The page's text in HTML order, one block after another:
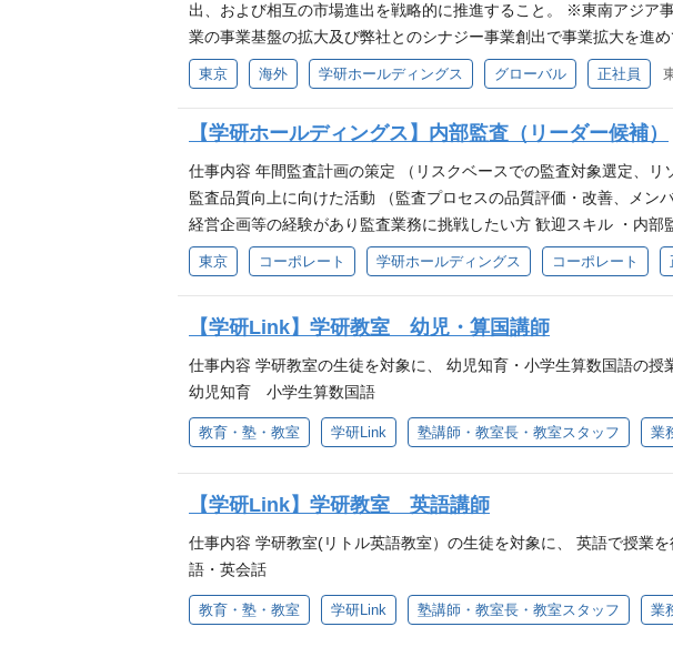
出、および相互の市場進出を戦略的に推進すること。 ※東南アジア
業の事業基盤の拡大及び弊社とのシナジー事業創出で事業拡大を進
場のニーズや市況を分析し、戦略に合致した投資や提携を含む最適
を受けながら、投資や提携のプロジェクトをフロントで推進する役
業本部の戦略に基づき、最適な市場およびターゲット企業の調査
ナリオを構築し、投資対効果を最大化させるための成長戦略立案
携・サポートを受けながら、デューデリジェンスの進行やプロセ
計画の実行支援 ５．PMIとガバナンス整備 提携後のガバナンス
業開発プロセスから得られた経験やノウハウを構造化し、社内での
者として推進した実務経験 ・クロスボーダーM&Aや海外新規事業
策を探せる姿勢 感情に左右されず、落ち着いて課題を切り分け
資料作成・分析に活用できるレベル 歓迎スキル ・海外での事業提
・財務諸表を理解できる基礎的なファイナンス知識 ・英語契約書
経験の分野でも学びながら挑戦できる方 ・トラブルにも冷静に向
東京 海外 学研ホールディングス グローバル 正社員
【学研ホールディングス】内部監査（リーダー候補）
仕事内容 年間監査計画の策定 （リスクベースでの監査対象選定、
監査品質向上に向けた活動 （監査プロセスの品質評価・改善、メン
経営企画等の経験があり監査業務に挑戦したい方 歓迎スキル ・内
推進した経験 ・CIA、CISA、CFE、CPA等の資格保有または取得予
める人物像 ・倫理観と専門職としての気質を備えている方 ・論理
東京 コーポレート 学研ホールディングス コーポレート
【学研Link】学研教室 幼児・算国講師
仕事内容 学研教室の生徒を対象に、 幼児知育・小学生算数国語の
幼児知育 小学生算数国語
教育・塾・教室 学研Link 塾講師・教室長・教室スタッフ 業
【学研Link】学研教室 英語講師
仕事内容 学研教室(リトル英語教室）の生徒を対象に、 英語で授業
語・英会話
教育・塾・教室 学研Link 塾講師・教室長・教室スタッフ 業